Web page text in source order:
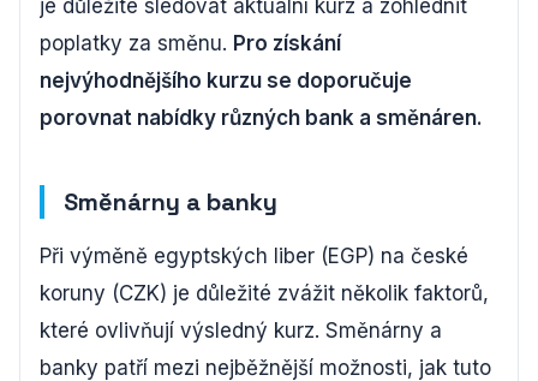
je důležité sledovat aktuální kurz a zohlednit
poplatky za směnu. Pro získání
nejvýhodnějšího kurzu se doporučuje
porovnat nabídky různých bank a směnáren.
Směnárny a banky
Při výměně egyptských liber (EGP) na české
koruny (CZK) je důležité zvážit několik faktorů,
které ovlivňují výsledný kurz. Směnárny a
banky patří mezi nejběžnější možnosti, jak tuto